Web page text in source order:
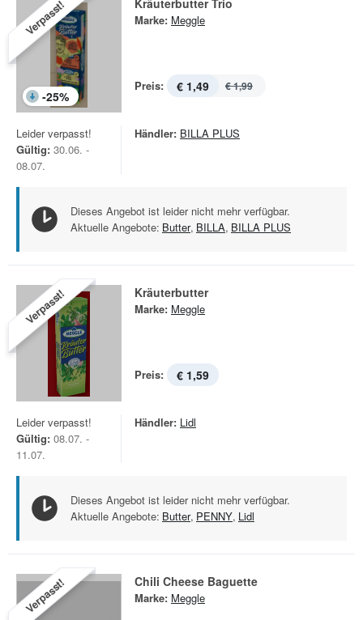
Verpasst!
-25%
Kräuterbutter Trio
Marke: Meggle
Preis: € 1,49 € 1,99
Leider verpasst!
Gültig: 30.06. -
08.07.
Händler: BILLA PLUS
Dieses Angebot ist leider nicht mehr verfügbar.
Aktuelle Angebote: Butter, BILLA, BILLA PLUS
Verpasst! Kräuterbutter
Marke: Meggle
Preis: € 1,59
Leider verpasst!
Gültig: 08.07. -
11.07.
Händler: Lidl
Dieses Angebot ist leider nicht mehr verfügbar.
Aktuelle Angebote: Butter, PENNY, Lidl
Verpasst! Chili Cheese Baguette
Marke: Meggle